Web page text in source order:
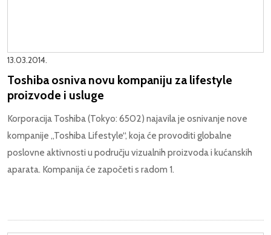
13.03.2014.
Toshiba osniva novu kompaniju za lifestyle
proizvode i usluge
Korporacija Toshiba (Tokyo: 6502) najavila je osnivanje nove
kompanije „Toshiba Lifestyle“, koja će provoditi globalne
poslovne aktivnosti u području vizualnih proizvoda i kućanskih
aparata. Kompanija će započeti s radom 1.